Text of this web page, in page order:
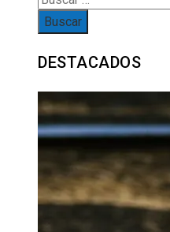
DESTACADOS